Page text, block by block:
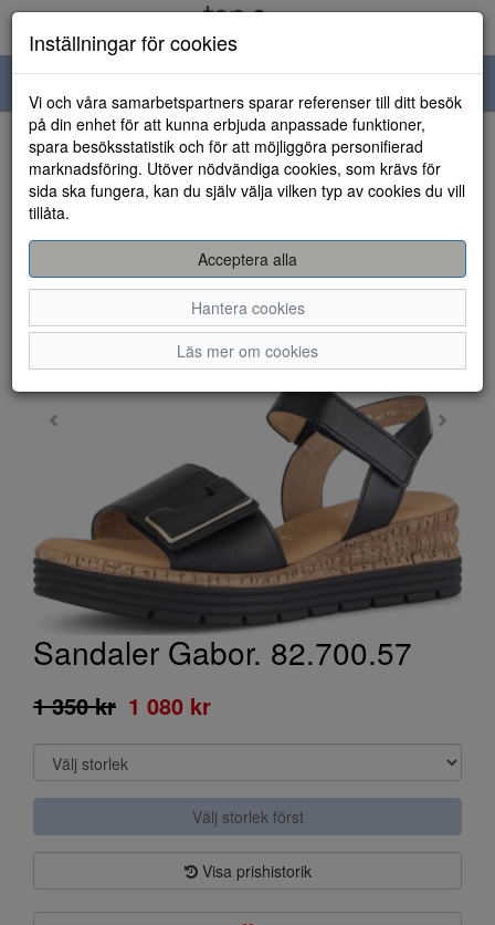
navigation
HEM
Sandaler Gabor. 82.700.57
1 350 kr 1 080 kr
Välj storlek först
Visa prishistorik
Inställningar för cookies
Vi och våra samarbetspartners sparar referenser till ditt besök
på din enhet för att kunna erbjuda anpassade funktioner,
spara besöksstatistik och för att möjliggöra personifierad
marknadsföring. Utöver nödvändiga cookies, som krävs för
sida ska fungera, kan du själv välja vilken typ av cookies du vill
tillåta.
Acceptera alla
Hantera cookies
Läs mer om cookies